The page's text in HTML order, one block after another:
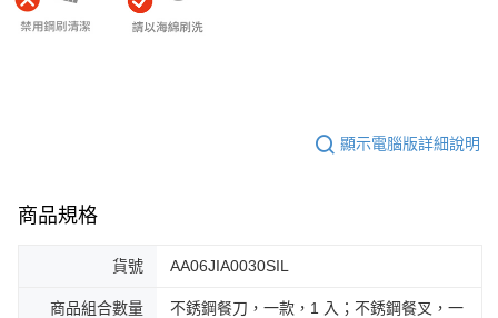
顯示電腦版詳細說明
商品規格
貨號 AA06JIA0030SIL
商品組合數量
不銹鋼餐刀，一款，1 入；不銹鋼餐叉，一